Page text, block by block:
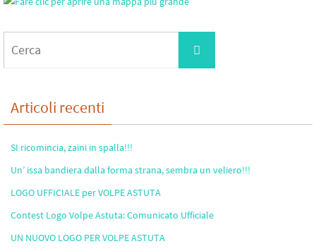
Cerca
Articoli recenti
SI ricomincia, zaini in spalla!!!
Un’ issa bandiera dalla forma strana, sembra un veliero!!!
LOGO UFFICIALE per VOLPE ASTUTA
Contest Logo Volpe Astuta: Comunicato Ufficiale
UN NUOVO LOGO PER VOLPE ASTUTA